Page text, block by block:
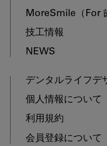
MoreSmile （For
技工情報
NEWS
デンタルライフデ
個人情報について
利用規約
会員登録について